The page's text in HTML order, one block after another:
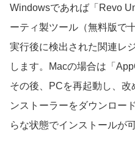
Windowsであれば「Revo
ーティ製ツール（無料版で
実行後に検出された関連レ
します。Macの場合は「
その後、PCを再起動し、改
ンストーラーをダウンロー
らな状態でインストールが